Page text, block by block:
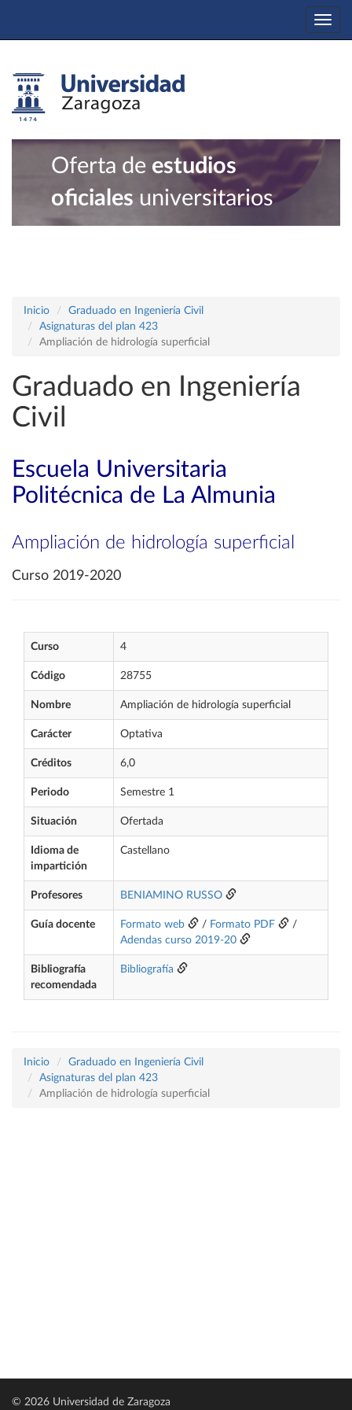
Oferta de estudios
oficiales universitarios
Inicio
Graduado en Ingeniería Civil
Asignaturas del plan 423
Ampliación de hidrología superficial
Graduado en Ingeniería
Civil
Escuela Universitaria
Politécnica de La Almunia
Ampliación de hidrología superficial
Curso 2019-2020
Curso 4
Código 28755
Nombre Ampliación de hidrología superficial
Carácter Optativa
Créditos 6,0
Periodo Semestre 1
Situación Ofertada
Idioma de
impartición
Castellano
Profesores BENIAMINO RUSSO
Guía docente Formato web / Formato PDF
/
Adendas curso 2019-20
Bibliografía
recomendada
Bibliografía
Inicio
Graduado en Ingeniería Civil
Asignaturas del plan 423
Ampliación de hidrología superficial
© 2026 Universidad de Zaragoza